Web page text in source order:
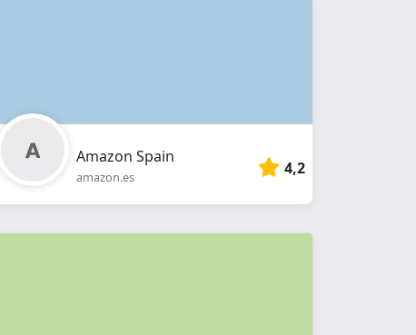
Amazon Spain
amazon.es 4,2